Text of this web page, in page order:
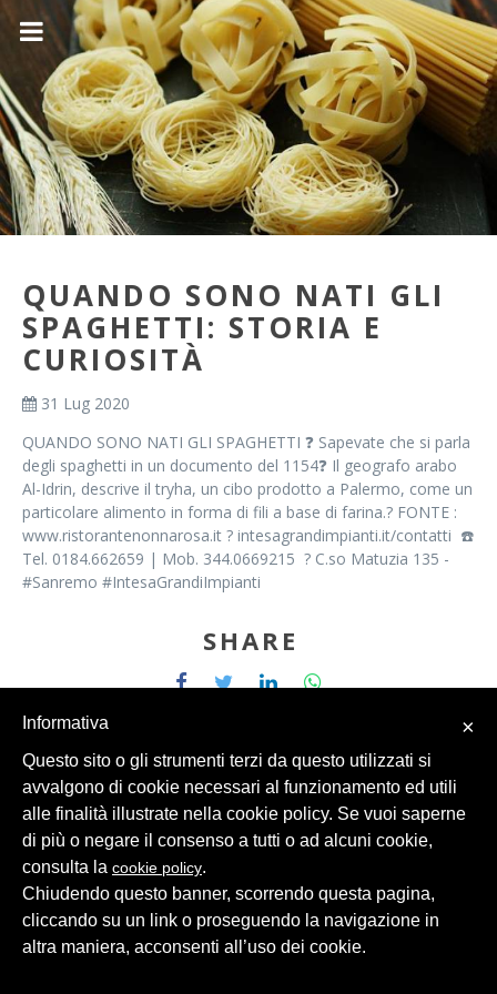
QUANDO SONO NATI GLI
SPAGHETTI: STORIA E
CURIOSITÀ
31 Lug 2020
QUANDO SONO NATI GLI SPAGHETTI ❓ Sapevate che si parla
degli spaghetti in un documento del 1154❓ Il geografo arabo
Al-Idrin, descrive il tryha, un cibo prodotto a Palermo, come un
particolare alimento in forma di fili a base di farina.? FONTE :
www.ristorantenonnarosa.it ? intesagrandimpianti.it/contatti ☎️
Tel. 0184.662659 | Mob. 344.0669215 ? C.so Matuzia 135 -
#Sanremo #IntesaGrandiImpianti
SHARE
© 2026 Intesa Grandi Impianti Srl Dati Personali
×
Informativa
Questo sito o gli strumenti terzi da questo utilizzati si
avvalgono di cookie necessari al funzionamento ed utili
alle finalità illustrate nella cookie policy. Se vuoi saperne
di più o negare il consenso a tutti o ad alcuni cookie,
consulta la cookie policy.
Chiudendo questo banner, scorrendo questa pagina,
cliccando su un link o proseguendo la navigazione in
altra maniera, acconsenti all’uso dei cookie.